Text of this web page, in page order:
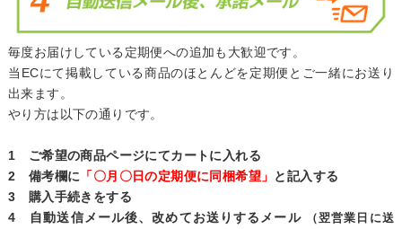
毎度お届けしている定期便への追加も大歓迎です。
当ECにて掲載している商品のほとんどを定期便とご一緒にお送り
出来ます。
やり方は以下の通りです。
1 ご希望の商品ページにてカートに入れる
2 備考欄に 「〇月〇日の定期便に同梱希望」 と記入する
3 購入手続きをする
4 自動送信メール後、改めてお送りするメール（翌営業日に送